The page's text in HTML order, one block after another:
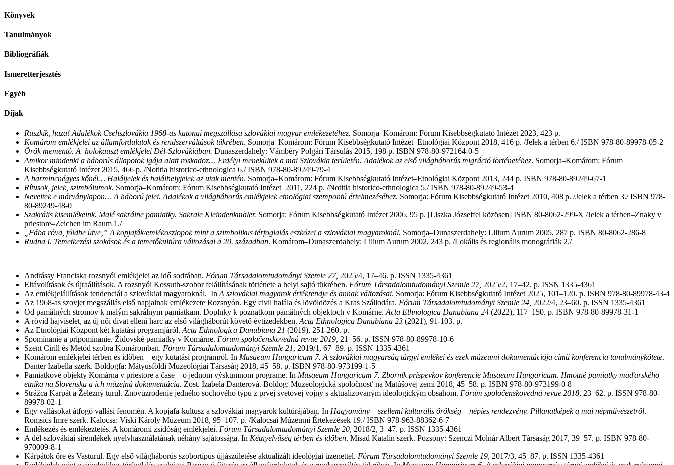
Könyvek
Tanulmányok
Bibliográfiák
Ismeretterjesztés
Egyéb
Díjak
Ruszkik, haza! Adalékok Csehszlovákia 1968-as katonai megszállása szlovákiai magyar emlékezetéhez. Somorja–Komárom: Fórum Kisebbségkutató Intézet 2023, 423 p.
Komárom emlékjelei az államfordulatok és rendszerváltások tükrében. Somorja–Komárom: Fórum Kisebbségkutató Intézet–Etnológiai Központ 2018, 416 p. /Jelek a térben 6./ ISBN 978-80-89978-05-2
Örök mementó. A holokauszt emlékjelei Dél-Szlovákiában. Dunaszerdahely: Vámbéry Polgári Társulás 2015, 198 p. ISBN 978-80-972164-0-5
Amikor mindenki a háborús állapotok igája alatt roskadoz… Erdélyi menekültek a mai Szlovákia területén. Adalékok az első világháborús migráció történetéhez. Somorja–Komárom: Fórum
Kisebbségkutató Intézet 2015, 466 p. /Notitia historico-ethnologica 6./ ISBN 978-80-89249-79-4
A harmincnégyes kőnél… Haláljelek és halálhelyjelek az utak mentén. Somorja–Komárom: Fórum Kisebbségkutató Intézet–Etnológiai Központ 2013, 244 p. ISBN 978-80-89249-67-1
Rítusok, jelek, szimbólumok. Somorja–Komárom: Fórum Kisebbségkutató Intézet 2011, 224 p. /Notitia historico-ethnologica 5./ ISBN 978-80-89249-53-4
Neveitek e márványlapon… A háború jelei. Adalékok a világháborús emlékjelek etnológiai szempontú értelmezéséhez. Somorja: Fórum Kisebbségkutató Intézet 2010, 408 p. /Jelek a térben 3./ ISBN 978-
80-89249-48-0
Szakrális kisemlékeink. Malé sakrálne pamiatky. Sakrale Kleindenkmäler. Somorja: Fórum Kisebbségkutató Intézet 2006, 95 p. [Liszka Józseffel közösen] ISBN 80-8062-299-X /Jelek a térben–Znaky v
priestore–Zeichen im Raum 1./
„Fába róva, földbe ütve‚” A kopjafák/emlékoszlopok mint a szimbolikus térfoglalás eszközei a szlovákiai magyaroknál. Somorja–Dunaszerdahely: Lilium Aurum 2005, 287 p. ISBN 80-8062-286-8
Rudna I. Temetkezési szokások és a temetőkultúra változásai a 20. században. Komárom–Dunaszerdahely: Lilium Aurum 2002, 243 p. /Lokális és regionális monográfiák 2./
Andrássy Franciska rozsnyói emlékjelei az idő sodrában. Fórum Társadalomtudományi Szemle 27, 2025/4, 17–46. p. ISSN 1335-4361
Eltávolítások és újraállítások. A rozsnyói Kossuth-szobor felállításának története a helyi sajtó tükrében. Fórum Társadalomtudományi Szemle 27, 2025/2, 17–42. p. ISSN 1335-4361
Az emlékjelállítások tendenciái a szlovákiai magyaroknál. In A szlovákiai magyarok értékrendje és annak változásai. Somorja: Fórum Kisebbségkutató Intézet 2025, 101–120. p. ISBN 978-80-89978-43-4
Az 1968-as szovjet megszállás első napjainak emlékezete Rozsnyón. Egy civil halála és lövöldözés a Kras Szállodára. Fórum Társadalomtudományi Szemle 24, 2022/4, 23–60. p. ISSN 1335-4361
Od pamätných stromov k malým sakrálnym pamiatkam. Doplnky k poznatkom pamätných objektoch v Komárne. Acta Ethnologica Danubiana 24 (2022), 117–150. p. ISBN 978-80-89978-31-1
A rövid hajviselet, az új női divat elleni harc az első világháborút követő évtizedekben. Acta Ethnologica Danubiana 23 (2021), 91-103. p.
Az Etnológiai Központ két kutatási programjáról. Acta Ethnologica Danubiana 21 (2019), 251-260. p.
Spomínanie a pripomínanie. Židovské pamiatky v Komárne. Fórum spoločenskovedná revue 2019, 21–56. p. ISSN 978-80-89978-10-6
Szent Cirill és Metód szobra Komáromban. Fórum Társadalomtudományi Szemle 21, 2019/1, 67–89. p. ISSN 1335-4361
Komárom emlékjelei térben és időben – egy kutatási programról. In Musaeum Hungaricum 7. A szlovákiai magyarság tárgyi emlékei és ezek múzeumi dokumentációja című konferencia tanulmánykötete.
Danter Izabella szerk. Boldogfa: Mátyusföldi Muzeológiai Társaság 2018, 45–58. p. ISBN 978-80-973199-1-5
Pamiatkové objekty Komárna v priestore a čase – o jednom výskumnom programe. In Musaeum Hungaricum 7. Zborník príspevkov konferencie Musaeum Hungaricum. Hmotné pamiatky maďarského
etnika na Slovensku a ich múzejná dokumentácia. Zost. Izabela Danterová. Boldog: Muzeologická spoločnosť na Matúšovej zemi 2018, 45–58. p. ISBN 978-80-973199-0-8
Strážca Karpát a Železný turul. Znovuzrodenie jedného sochového typu z prvej svetovej vojny s aktualizovaným ideologickým obsahom. Fórum spoločenskovedná revue 2018, 23–62. p. ISSN 978-80-
89978-02-1
Egy vallásokat átfogó vallási fenomén. A kopjafa-kultusz a szlovákiai magyarok kultúrájában. In Hagyomány – szellemi kulturális örökség – népies rendezvény. Pillanatképek a mai népművészetről.
Romsics Imre szerk. Kalocsa: Viski Károly Múzeum 2018, 95–107. p. /Kalocsai Múzeumi Értekezések 19./ ISBN 978-963-88362-6-7
Emlékezés és emlékeztetés. A komáromi zsidóság emlékjelei. Fórum Társadalomtudományi Szemle 20, 2018/2, 3–47. p. ISSN 1335-4361
A dél-szlovákiai síremlékek nyelvhasználatának néhány sajátossága. In Kétnyelvűség térben és időben. Misad Katalin szerk. Pozsony: Szenczi Molnár Albert Társaság 2017, 39–57. p. ISBN 978-80-
970009-8-1
Kárpátok őre és Vasturul. Egy első világháborús szobortípus újjászületése aktualizált ideológiai üzenettel. Fórum Társadalomtudományi Szemle 19, 2017/3, 45–87. p. ISSN 1335-4361